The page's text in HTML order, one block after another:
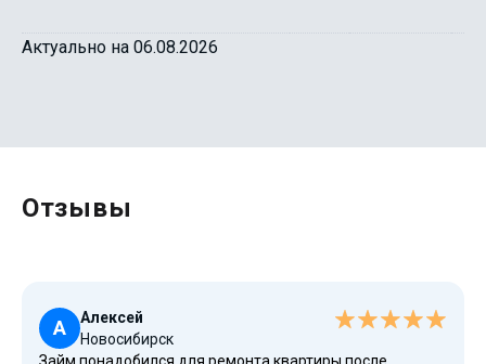
Актуально на 06.08.2026
Отзывы
А
Алексей
Новосибирск